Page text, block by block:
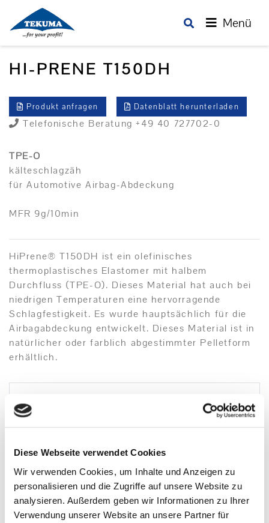
Diese Webseite verwendet Cookies
Wir verwenden Cookies, um Inhalte und Anzeigen zu
personalisieren und die Zugriffe auf unsere Website zu
analysieren. Außerdem geben wir Informationen zu Ihrer
Verwendung unserer Website an unsere Partner für
Menü
HI-PRENE T150DH
Produkt anfragen Datenblatt herunterladen
Telefonische Beratung +49 40 727702-0
TPE-O
kälteschlagzäh
für Automotive Airbag-Abdeckung
MFR 9g/10min
HiPrene® T150DH ist ein olefinisches
thermoplastisches Elastomer mit halbem
Durchfluss (TPE-O). Dieses Material hat auch bei
niedrigen Temperaturen eine hervorragende
Schlagfestigkeit. Es wurde hauptsächlich für die
Airbagabdeckung entwickelt. Dieses Material ist in
natürlicher oder farblich abgestimmter Pelletform
erhältlich.